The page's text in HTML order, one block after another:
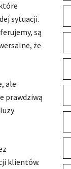
sytuacji.
są
że
ale
prawdziwą
klientów.